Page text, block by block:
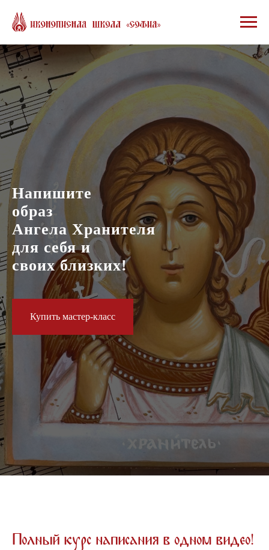
Напишите
образ
Ангела Хранителя
для себя и
своих близких!
Купить мастер-класс
Полный курс написания в одном видео!